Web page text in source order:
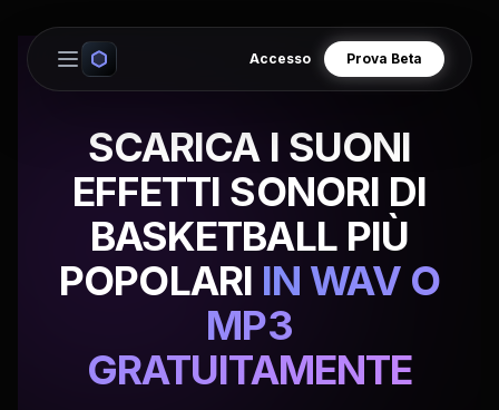
Open main menu
Accesso Prova Beta
SCARICA I SUONI
EFFETTI SONORI DI
BASKETBALL PIÙ
POPOLARI IN WAV O
MP3
GRATUITAMENTE